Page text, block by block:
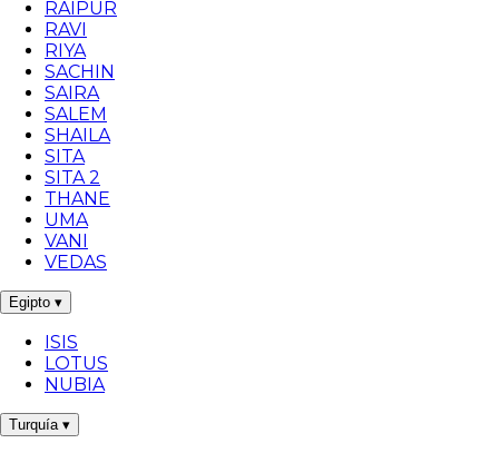
RAIPUR
RAVI
RIYA
SACHIN
SAIRA
SALEM
SHAILA
SITA
SITA 2
THANE
UMA
VANI
VEDAS
Egipto ▾
ISIS
LOTUS
NUBIA
Turquía ▾